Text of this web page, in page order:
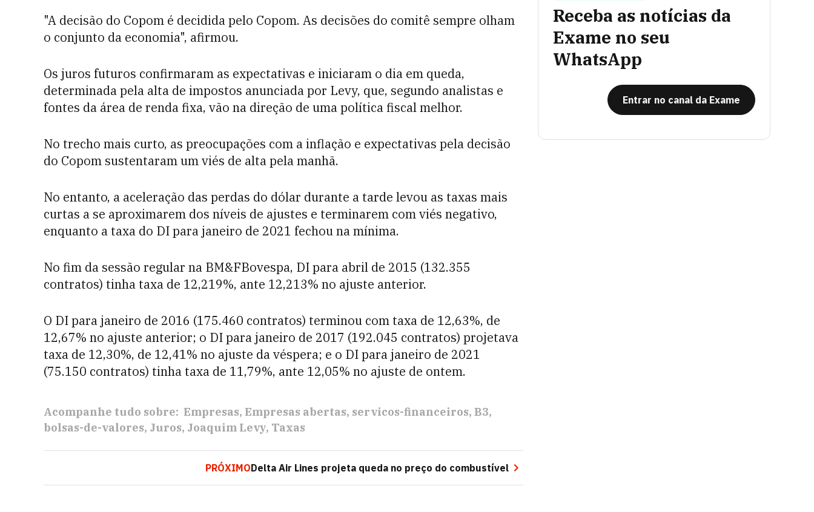
"A decisão do Copom é decidida pelo Copom. As decisões do comitê sempre olham
o conjunto da economia", afirmou.
Os juros futuros confirmaram as expectativas e iniciaram o dia em queda,
determinada pela alta de impostos anunciada por Levy, que, segundo analistas e
fontes da área de renda fixa, vão na direção de uma política fiscal melhor.
No trecho mais curto, as preocupações com a inflação e expectativas pela decisão
do Copom sustentaram um viés de alta pela manhã.
No entanto, a aceleração das perdas do dólar durante a tarde levou as taxas mais
curtas a se aproximarem dos níveis de ajustes e terminarem com viés negativo,
enquanto a taxa do DI para janeiro de 2021 fechou na mínima.
No fim da sessão regular na BM&FBovespa, DI para abril de 2015 (132.355
contratos) tinha taxa de 12,219%, ante 12,213% no ajuste anterior.
O DI para janeiro de 2016 (175.460 contratos) terminou com taxa de 12,63%, de
12,67% no ajuste anterior; o DI para janeiro de 2017 (192.045 contratos) projetava
taxa de 12,30%, de 12,41% no ajuste da véspera; e o DI para janeiro de 2021
(75.150 contratos) tinha taxa de 11,79%, ante 12,05% no ajuste de ontem.
Acompanhe tudo sobre: Empresas Empresas abertas servicos-financeiros B3
bolsas-de-valores Juros Joaquim Levy Taxas
PRÓXIMODelta Air Lines projeta queda no preço do combustível
Receba as notícias da
Exame no seu
WhatsApp
Entrar no canal da Exame